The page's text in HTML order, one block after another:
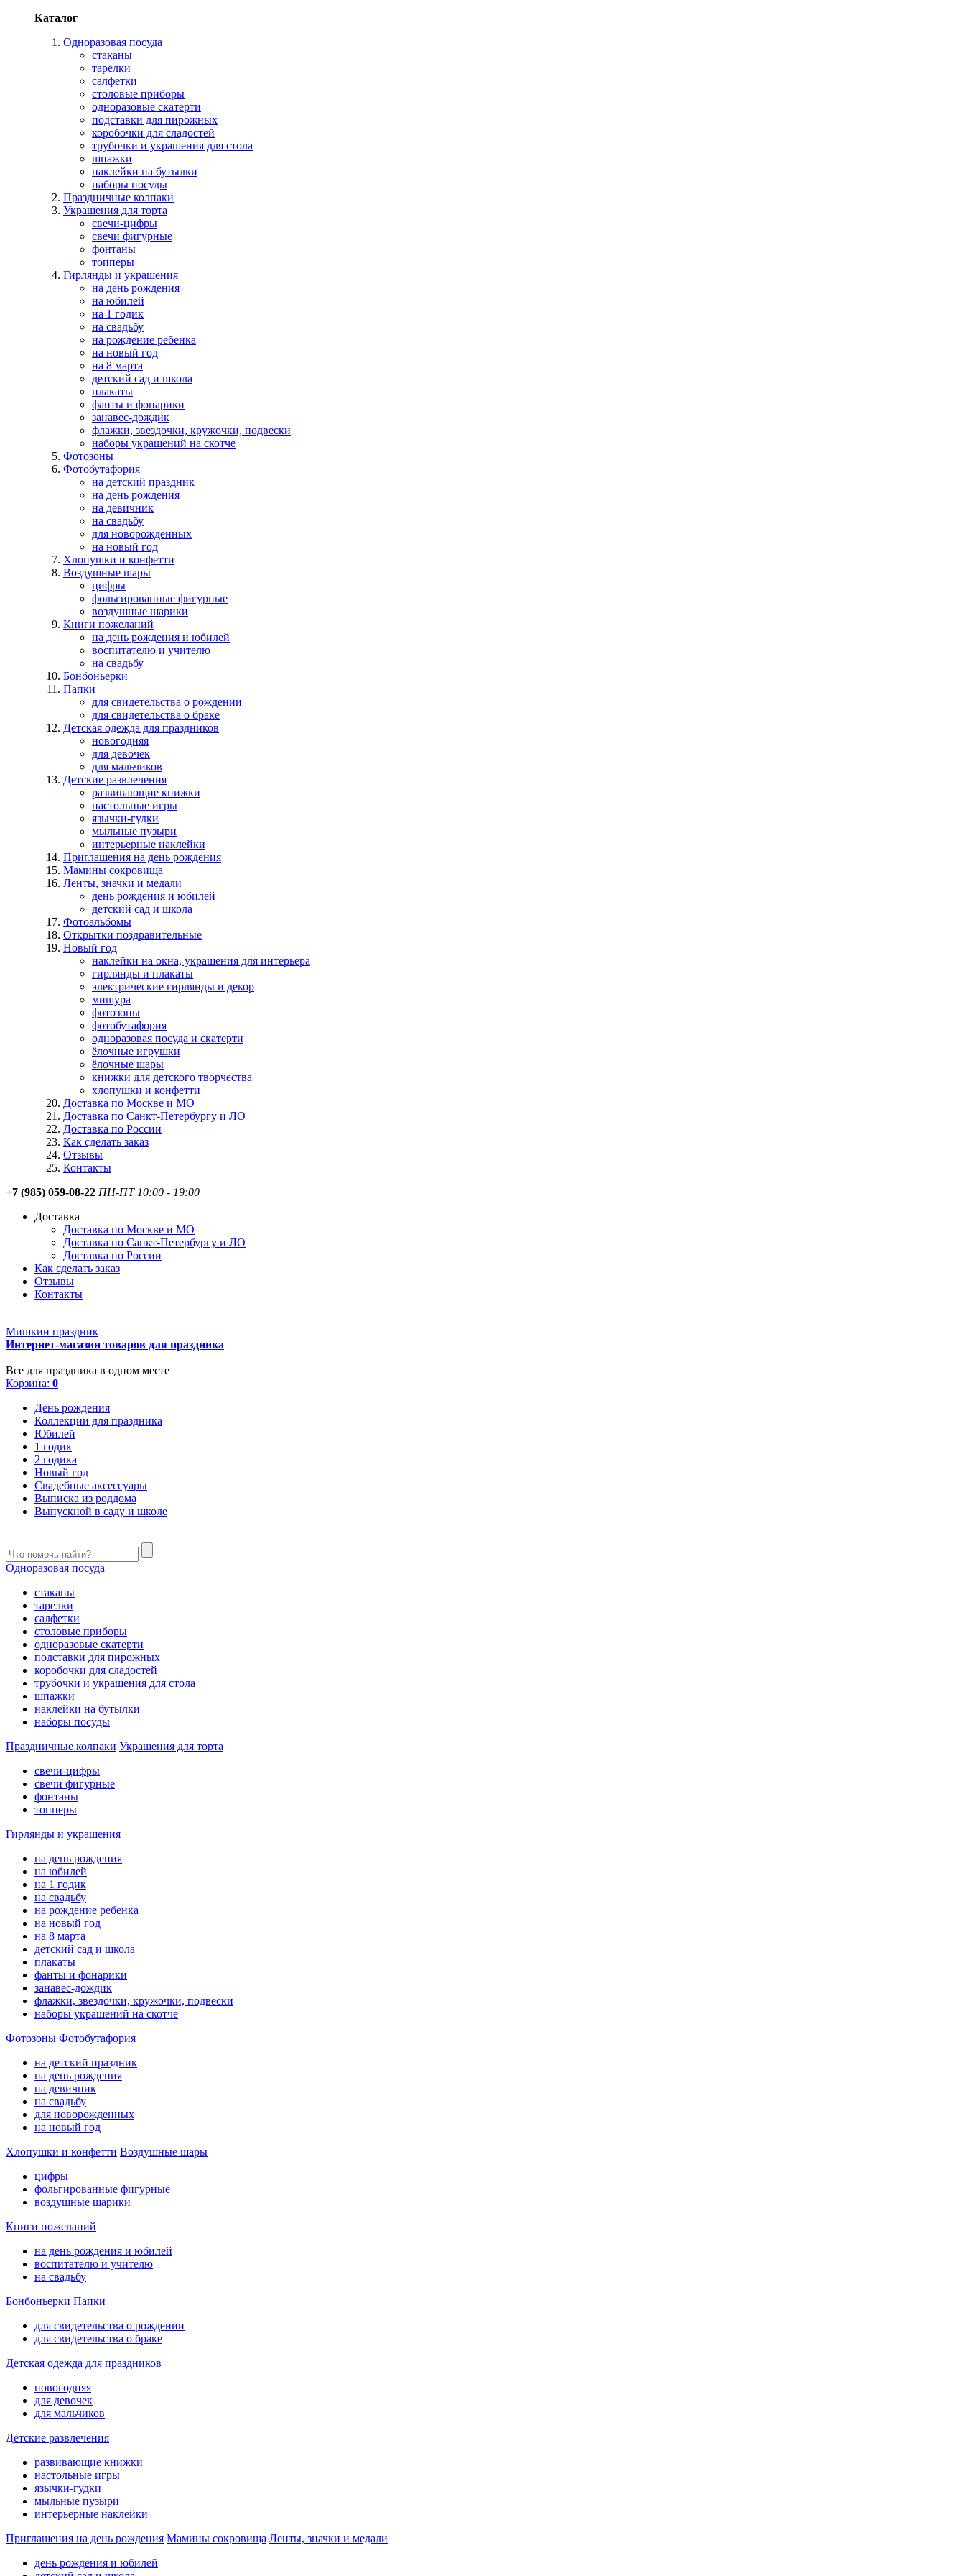
Каталог
Одноразовая посуда
стаканы
тарелки
салфетки
столовые приборы
одноразовые скатерти
подставки для пирожных
коробочки для сладостей
трубочки и украшения для стола
шпажки
наклейки на бутылки
наборы посуды
Праздничные колпаки
Украшения для торта
свечи-цифры
свечи фигурные
фонтаны
топперы
Гирлянды и украшения
на день рождения
на юбилей
на 1 годик
на свадьбу
на рождение ребенка
на новый год
на 8 марта
детский сад и школа
плакаты
фанты и фонарики
занавес-дождик
флажки, звездочки, кружочки, подвески
наборы украшений на скотче
Фотозоны
Фотобутафория
на детский праздник
на день рождения
на девичник
на свадьбу
для новорожденных
на новый год
Хлопушки и конфетти
Воздушные шары
цифры
фольгированные фигурные
воздушные шарики
Книги пожеланий
на день рождения и юбилей
воспитателю и учителю
на свадьбу
Бонбоньерки
Папки
для свидетельства о рождении
для свидетельства о браке
Детская одежда для праздников
новогодняя
для девочек
для мальчиков
Детские развлечения
развивающие книжки
настольные игры
язычки-гудки
мыльные пузыри
интерьерные наклейки
Приглашения на день рождения
Мамины сокровища
Ленты, значки и медали
день рождения и юбилей
детский сад и школа
Фотоальбомы
Открытки поздравительные
Новый год
наклейки на окна, украшения для интерьера
гирлянды и плакаты
электрические гирлянды и декор
мишура
фотозоны
фотобутафория
одноразовая посуда и скатерти
ёлочные игрушки
ёлочные шары
книжки для детского творчества
хлопушки и конфетти
Доставка по Москве и МО
Доставка по Санкт-Петербургу и ЛО
Доставка по России
Как сделать заказ
Отзывы
Контакты
+7 (985) 059-08-22 ПН-ПТ 10:00 - 19:00
Доставка
Доставка по Москве и МО
Доставка по Санкт-Петербургу и ЛО
Доставка по России
Как сделать заказ
Отзывы
Контакты
Мишкин праздник
Интернет-магазин товаров для праздника
Все для праздника в одном месте
Корзина: 0
День рождения
Коллекции для праздника
Юбилей
1 годик
2 годика
Новый год
Свадебные аксессуары
Выписка из роддома
Выпускной в саду и школе
Одноразовая посуда
стаканы
тарелки
салфетки
столовые приборы
одноразовые скатерти
подставки для пирожных
коробочки для сладостей
трубочки и украшения для стола
шпажки
наклейки на бутылки
наборы посуды
Праздничные колпаки Украшения для торта
свечи-цифры
свечи фигурные
фонтаны
топперы
Гирлянды и украшения
на день рождения
на юбилей
на 1 годик
на свадьбу
на рождение ребенка
на новый год
на 8 марта
детский сад и школа
плакаты
фанты и фонарики
занавес-дождик
флажки, звездочки, кружочки, подвески
наборы украшений на скотче
Фотозоны Фотобутафория
на детский праздник
на день рождения
на девичник
на свадьбу
для новорожденных
на новый год
Хлопушки и конфетти Воздушные шары
цифры
фольгированные фигурные
воздушные шарики
Книги пожеланий
на день рождения и юбилей
воспитателю и учителю
на свадьбу
Бонбоньерки Папки
для свидетельства о рождении
для свидетельства о браке
Детская одежда для праздников
новогодняя
для девочек
для мальчиков
Детские развлечения
развивающие книжки
настольные игры
язычки-гудки
мыльные пузыри
интерьерные наклейки
Приглашения на день рождения Мамины сокровища Ленты, значки и медали
день рождения и юбилей